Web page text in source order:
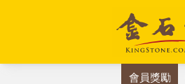
會員獎勵